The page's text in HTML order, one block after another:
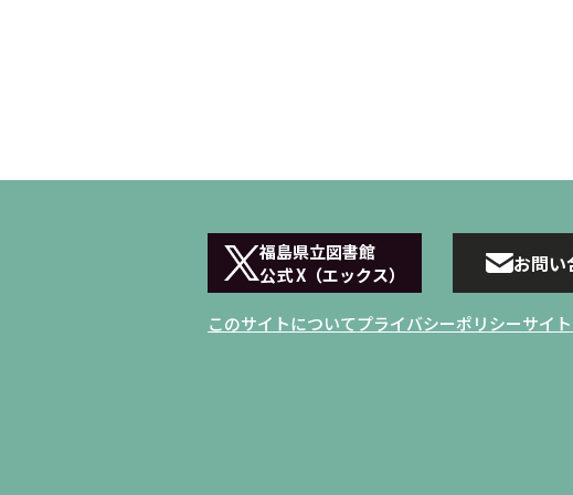
福島県立図書館
公式 X（エックス）
お問い
このサイトについてプライバシーポリシーサイ